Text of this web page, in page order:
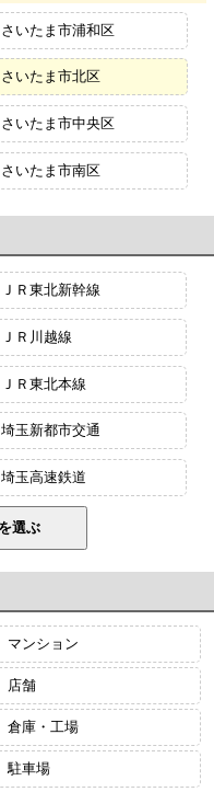
さいたま市浦和区
さいたま市北区
さいたま市中央区
さいたま市南区
ＪＲ東北新幹線
ＪＲ川越線
ＪＲ東北本線
埼玉新都市交通
埼玉高速鉄道
マンション
店舗
倉庫・工場
駐車場